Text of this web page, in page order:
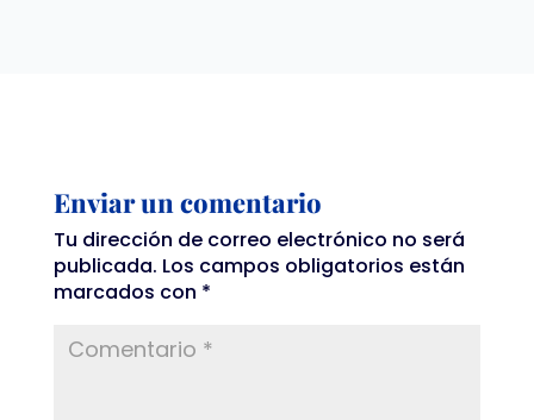
Enviar un comentario
Tu dirección de correo electrónico no será
publicada. Los campos obligatorios están
marcados con *